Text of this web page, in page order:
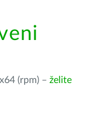
(rpm) – želite